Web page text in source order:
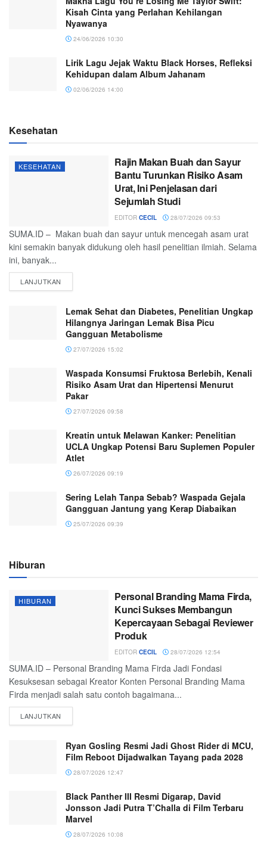
Kisah Cinta yang Perlahan Kehilangan
Nyawanya
24/06/2026 10:30
Lirik Lagu Jejak Waktu Black Horses, Refleksi
Kehidupan dalam Album Jahanam
02/06/2026 14:00
Kesehatan
KESEHATAN
Rajin Makan Buah dan Sayur
Bantu Turunkan Risiko Asam
Urat, Ini Penjelasan dari
Sejumlah Studi
EDITOR CECIL 28/07/2026 09:53
SUMA.ID – Makan buah dan sayur untuk mencegah asam urat
kini semakin banyak didukung oleh hasil penelitian ilmiah. Selama
ini, banyak...
LANJUTKAN
Lemak Sehat dan Diabetes, Penelitian Ungkap
Hilangnya Jaringan Lemak Bisa Picu
Gangguan Metabolisme
27/07/2026 15:02
Waspada Konsumsi Fruktosa Berlebih, Kenali
Risiko Asam Urat dan Hipertensi Menurut
Pakar
27/07/2026 09:58
Kreatin untuk Melawan Kanker: Penelitian
UCLA Ungkap Potensi Baru Suplemen Populer
Atlet
26/07/2026 09:19
Sering Lelah Tanpa Sebab? Waspada Gejala
Gangguan Jantung yang Kerap Diabaikan
25/07/2026 09:39
Hiburan
HIBURAN
Personal Branding Mama Firda,
Kunci Sukses Membangun
Kepercayaan Sebagai Reviewer
Produk
EDITOR CECIL 28/07/2026 12:54
SUMA.ID – Personal Branding Mama Firda Jadi Fondasi
Kesuksesan sebagai Kreator Konten Personal Branding Mama
Firda menjadi salah satu contoh bagaimana...
LANJUTKAN
Ryan Gosling Resmi Jadi Ghost Rider di MCU,
Film Reboot Dijadwalkan Tayang pada 2028
28/07/2026 12:47
Black Panther III Resmi Digarap, David
Jonsson Jadi Putra T’Challa di Film Terbaru
Marvel
28/07/2026 10:08